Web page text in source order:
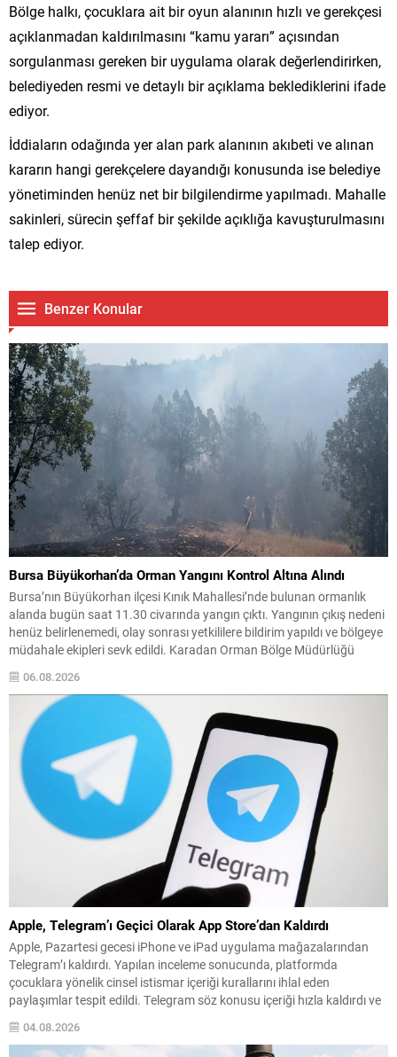
Bölge halkı, çocuklara ait bir oyun alanının hızlı ve gerekçesi
açıklanmadan kaldırılmasını “kamu yararı” açısından
sorgulanması gereken bir uygulama olarak değerlendirirken,
belediyeden resmi ve detaylı bir açıklama beklediklerini ifade
ediyor.
İddiaların odağında yer alan park alanının akıbeti ve alınan
kararın hangi gerekçelere dayandığı konusunda ise belediye
yönetiminden henüz net bir bilgilendirme yapılmadı. Mahalle
sakinleri, sürecin şeffaf bir şekilde açıklığa kavuşturulmasını
talep ediyor.
Benzer Konular
Bursa Büyükorhan’da Orman Yangını Kontrol Altına Alındı
Bursa’nın Büyükorhan ilçesi Kınık Mahallesi’nde bulunan ormanlık
alanda bugün saat 11.30 civarında yangın çıktı. Yangının çıkış nedeni
henüz belirlenemedi, olay sonrası yetkililere bildirim yapıldı ve bölgeye
müdahale ekipleri sevk edildi. Karadan Orman Bölge Müdürlüğü
helikopter desteği eklendi. Ekipler, havadan ve karadan...
06.08.2026
Apple, Telegram’ı Geçici Olarak App Store’dan Kaldırdı
Apple, Pazartesi gecesi iPhone ve iPad uygulama mağazalarından
Telegram’ı kaldırdı. Yapılan inceleme sonucunda, platformda
çocuklara yönelik cinsel istismar içeriği kurallarını ihlal eden
paylaşımlar tespit edildi. Telegram söz konusu içeriği hızla kaldırdı ve
paylaşımı yapan kullanıcıyı engelledi; bu adımların ardından uygulama
yeniden App Store’da yer aldı. Apple’ın İncelemesi ve Telegram’ın
Yanıtı...
04.08.2026